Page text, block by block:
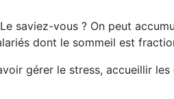
saviez-vous ? On peut
dont le sommeil est
gérer le stress, accueillir